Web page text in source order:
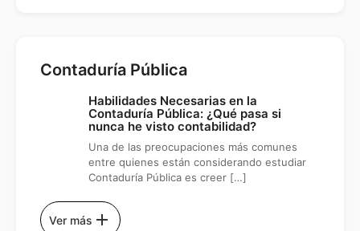
Contaduría Pública
Habilidades Necesarias en la
Contaduría Pública: ¿Qué pasa si
nunca he visto contabilidad?
Una de las preocupaciones más comunes
entre quienes están considerando estudiar
Contaduría Pública es creer […]
Ver más add